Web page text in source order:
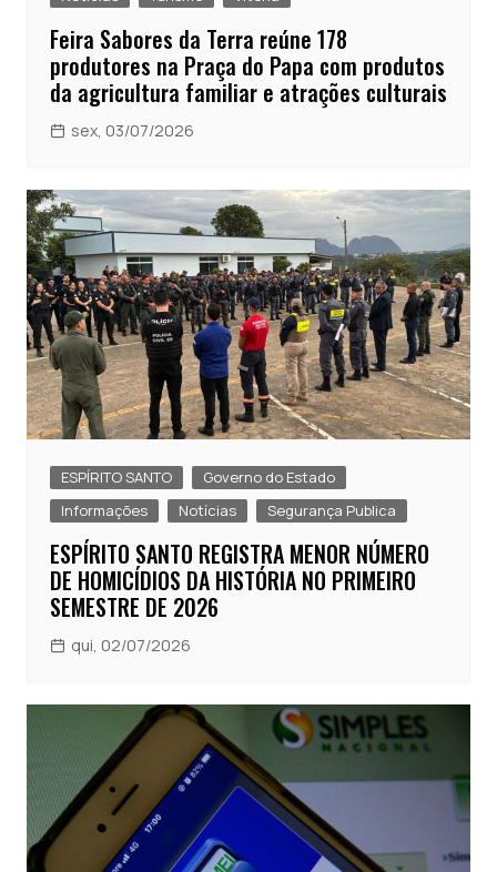
Feira Sabores da Terra reúne 178
produtores na Praça do Papa com produtos
da agricultura familiar e atrações culturais
sex, 03/07/2026
ESPÍRITO SANTO
Governo do Estado
Informações
Notícias Segurança Publica
ESPÍRITO SANTO REGISTRA MENOR NÚMERO
DE HOMICÍDIOS DA HISTÓRIA NO PRIMEIRO
SEMESTRE DE 2026
qui, 02/07/2026